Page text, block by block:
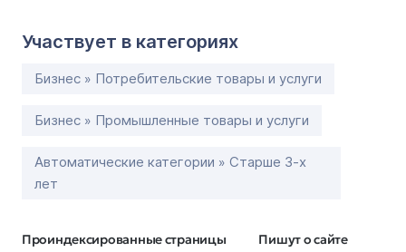
Участвует в категориях
Бизнес » Потребительские товары и услуги
Бизнес » Промышленные товары и услуги
Автоматические категории » Старше 3-х
лет
Проиндексированные страницы Пишут о сайте